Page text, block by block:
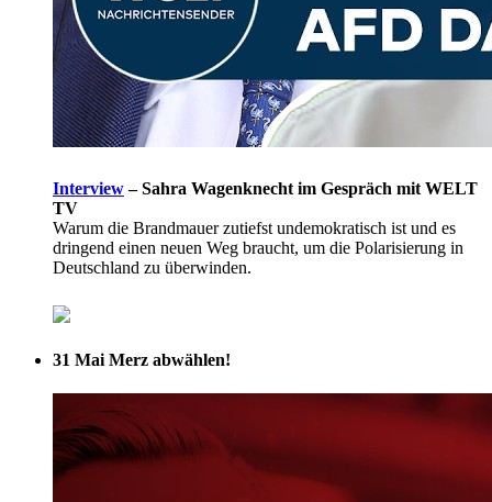
Interview– Sahra Wagenknecht im Gespräch mit WELT
TV
Warum die Brandmauer zutiefst undemokratisch ist und es
dringend einen neuen Weg braucht, um die Polarisierung in
Deutschland zu überwinden.
31 Mai Merz abwählen!